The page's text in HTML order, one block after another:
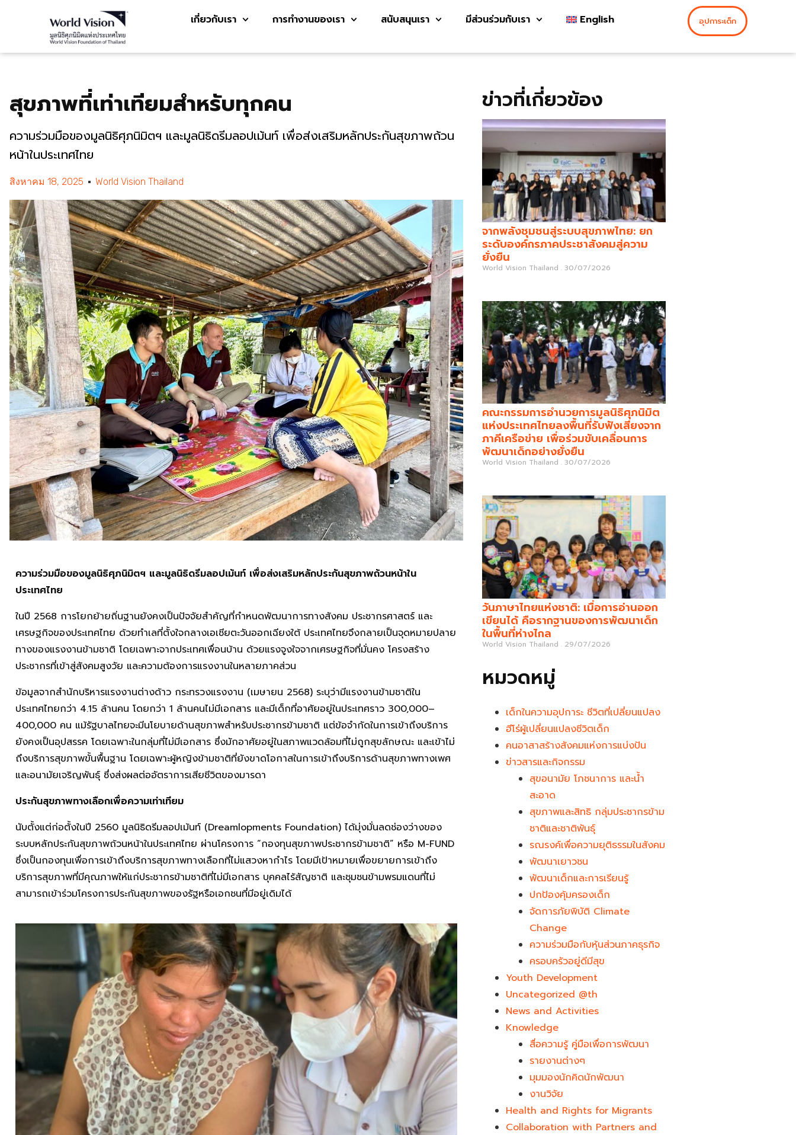
เกี่ยวกับเรา การทำงานของเรา สนับสนุนเรา มีส่วนร่วมกับเรา English อุปการะเด็ก
สุขภาพที่เท่าเทียมสำหรับทุกคน
ความร่วมมือของมูลนิธิศุภนิมิตฯ และมูลนิธิดรีมลอปเม้นท์ เพื่อส่งเสริมหลักประกันสุขภาพถ้วน
หน้าในประเทศไทย
สิงหาคม 18, 2025 World Vision Thailand
ความร่วมมือของมูลนิธิศุภนิมิตฯ และมูลนิธิดรีมลอปเม้นท์ เพื่อส่งเสริมหลักประกันสุขภาพถ้วนหน้าใน
ประเทศไทย
ในปี 2568 การโยกย้ายถิ่นฐานยังคงเป็นปัจจัยสำคัญที่กำหนดพัฒนาการทางสังคม ประชากรศาสตร์ และ
เศรษฐกิจของประเทศไทย ด้วยทำเลที่ตั้งใจกลางเอเชียตะวันออกเฉียงใต้ ประเทศไทยจึงกลายเป็นจุดหมายปลาย
ทางของแรงงานข้ามชาติ โดยเฉพาะจากประเทศเพื่อนบ้าน ด้วยแรงจูงใจจากเศรษฐกิจที่มั่นคง โครงสร้าง
ประชากรที่เข้าสู่สังคมสูงวัย และความต้องการแรงงานในหลายภาคส่วน
ข้อมูลจากสำนักบริหารแรงงานต่างด้าว กระทรวงแรงงาน (เมษายน 2568) ระบุว่ามีแรงงานข้ามชาติใน
ประเทศไทยกว่า 4.15 ล้านคน โดยกว่า 1 ล้านคนไม่มีเอกสาร และมีเด็กที่อาศัยอยู่ในประเทศราว 300,000–
400,000 คน แม้รัฐบาลไทยจะมีนโยบายด้านสุขภาพสำหรับประชากรข้ามชาติ แต่ข้อจำกัดในการเข้าถึงบริการ
ยังคงเป็นอุปสรรค โดยเฉพาะในกลุ่มที่ไม่มีเอกสาร ซึ่งมักอาศัยอยู่ในสภาพแวดล้อมที่ไม่ถูกสุขลักษณะ และเข้าไม่
ถึงบริการสุขภาพขั้นพื้นฐาน โดยเฉพาะผู้หญิงข้ามชาติที่ยังขาดโอกาสในการเข้าถึงบริการด้านสุขภาพทางเพศ
และอนามัยเจริญพันธุ์ ซึ่งส่งผลต่ออัตราการเสียชีวิตของมารดา
ประกันสุขภาพทางเลือกเพื่อความเท่าเทียม
นับตั้งแต่ก่อตั้งในปี 2560 มูลนิธิดรีมลอปเม้นท์ (Dreamlopments Foundation) ได้มุ่งมั่นลดช่องว่างของ
ระบบหลักประกันสุขภาพถ้วนหน้าในประเทศไทย ผ่านโครงการ “กองทุนสุขภาพประชากรข้ามชาติ” หรือ M-FUND
ซึ่งเป็นกองทุนเพื่อการเข้าถึงบริการสุขภาพทางเลือกที่ไม่แสวงหากำไร โดยมีเป้าหมายเพื่อขยายการเข้าถึง
บริการสุขภาพที่มีคุณภาพให้แก่ประชากรข้ามชาติที่ไม่มีเอกสาร บุคคลไร้สัญชาติ และชุมชนข้ามพรมแดนที่ไม่
สามารถเข้าร่วมโครงการประกันสุขภาพของรัฐหรือเอกชนที่มีอยู่เดิมได้
ข่าวที่เกี่ยวข้อง
จากพลังชุมชนสู่ระบบสุขภาพไทย: ยก
ระดับองค์กรภาคประชาสังคมสู่ความ
ยั่งยืน
World Vision Thailand 30/07/2026
คณะกรรมการอำนวยการมูลนิธิศุภนิมิต
แห่งประเทศไทยลงพื้นที่รับฟังเสียงจาก
ภาคีเครือข่าย เพื่อร่วมขับเคลื่อนการ
พัฒนาเด็กอย่างยั่งยืน
World Vision Thailand 30/07/2026
วันภาษาไทยแห่งชาติ: เมื่อการอ่านออก
เขียนได้ คือรากฐานของการพัฒนาเด็ก
ในพื้นที่ห่างไกล
World Vision Thailand 29/07/2026
หมวดหมู่
เด็กในความอุปการะ ชีวิตที่เปลี่ยนแปลง
ฮีโร่ผู้เปลี่ยนแปลงชีวิตเด็ก
คนอาสาสร้างสังคมแห่งการแบ่งปัน
ข่าวสารและกิจกรรม
สุขอนามัย โภชนาการ และน้ำ
สะอาด
สุขภาพและสิทธิ กลุ่มประชากรข้าม
ชาติและชาติพันธุ์
รณรงค์เพื่อความยุติธรรมในสังคม
พัฒนาเยาวชน
พัฒนาเด็กและการเรียนรู้
ปกป้องคุ้มครองเด็ก
จัดการภัยพิบัติ Climate
Change
ความร่วมมือกับหุ้นส่วนภาคธุรกิจ
ครอบครัวอยู่ดีมีสุข
Youth Development​
Uncategorized @th
News and Activities
Knowledge
สื่อความรู้ คู่มือเพื่อการพัฒนา
รายงานต่างๆ
มุมมองนักคิดนักพัฒนา
งานวิจัย
Health and Rights for Migrants
Collaboration with Partners and